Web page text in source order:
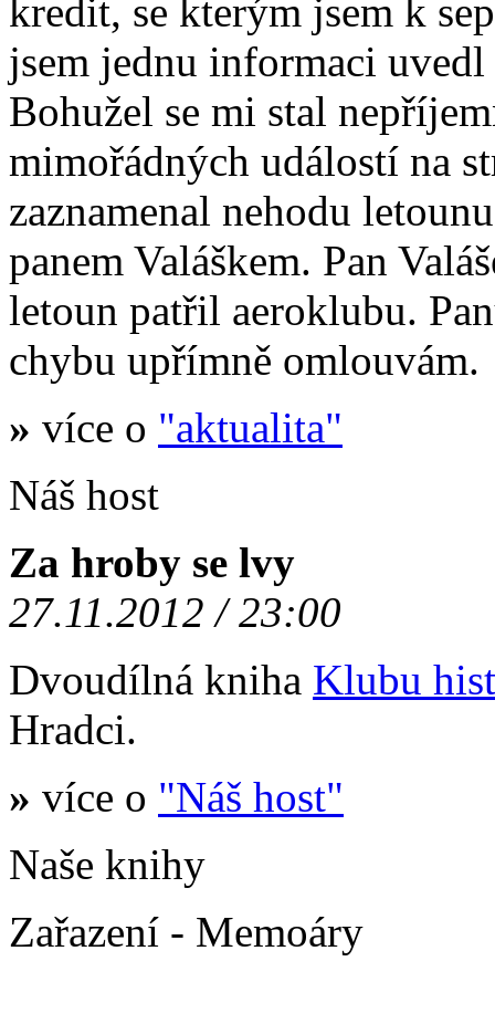
kredit, se kterým jsem k
jsem jednu informaci uvedl
Bohužel se mi stal
mimořádných událostí na
zaznamenal nehodu
panem Valáškem. Pan
letoun patřil aeroklubu.
chybu upřímně omlouvám.
» více o "aktualita"
Náš host
Za hroby se lvy
27.11.2012 / 23:00
Dvoudílná kniha Klubu
Hradci.
» více o "Náš host"
Naše knihy
Zařazení - Memoáry